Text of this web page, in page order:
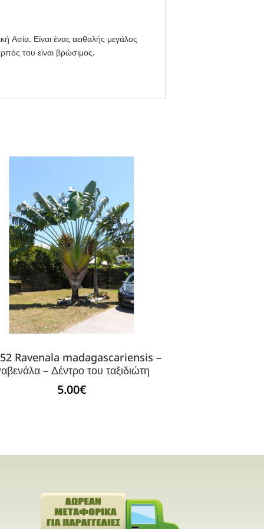
Είναι ένας αειθαλής μεγάλος
του είναι βρώσιμος.
Ravenala madagascariensis –
– Δέντρο του ταξιδιώτη
5.00€